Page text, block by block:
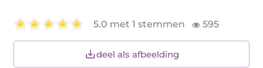
5.0 met 1 stemmen 595
deel als afbeelding